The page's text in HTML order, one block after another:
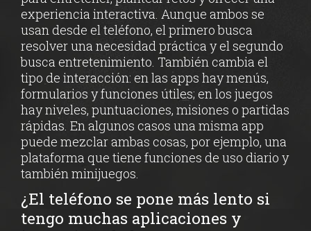
experiencia interactiva. Aunque ambos se
usan desde el teléfono, el primero busca
resolver una necesidad práctica y el segundo
busca entretenimiento. También cambia el
tipo de interacción: en las apps hay menús,
formularios y funciones útiles; en los juegos
hay niveles, puntuaciones, misiones o partidas
rápidas. En algunos casos una misma app
puede mezclar ambas cosas, por ejemplo, una
plataforma que tiene funciones de uso diario y
también minijuegos.
¿El teléfono se pone más lento si
tengo muchas aplicaciones y